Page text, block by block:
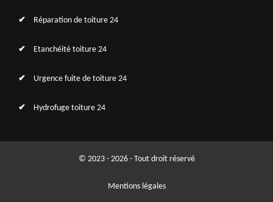
Réparation de toiture 24
Etanchéité toiture 24
Urgence fuite de toiture 24
Hydrofuge toiture 24
© 2023 - 2026 - Tout droit réservé
Mentions légales